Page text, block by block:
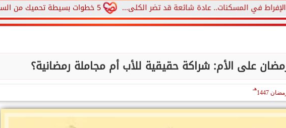
5 خطوات بسيطة تحميك من السكري وأمراض القلب وارتفاع ضغط الدم في المسكنات.. عادة شائعة قد تضر الكلى...
على الأم: شراكة حقيقية للأب أم مجاملة رمضانية؟
هـ